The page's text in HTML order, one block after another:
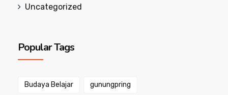
Uncategorized
Popular Tags
Budaya Belajar gunungpring